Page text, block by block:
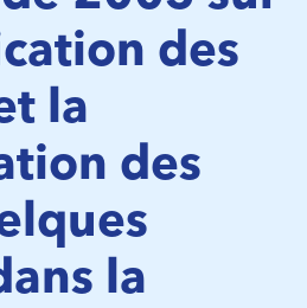
des
la
des
la